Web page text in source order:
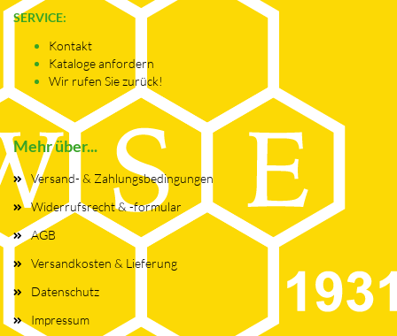
SERVICE:
Kontakt
Kataloge anfordern
Wir rufen Sie zurück!
Mehr über...
Versand- & Zahlungsbedingungen
Widerrufsrecht & -formular
AGB
Versandkosten & Lieferung
Datenschutz
Impressum